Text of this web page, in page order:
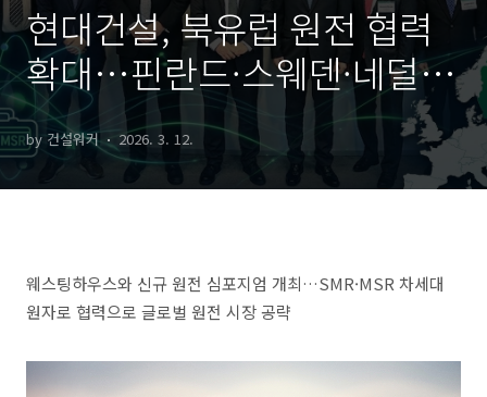
현대건설, 북유럽 원전 협력
확대…핀란드·스웨덴·네덜
란드서 에너지 전환 파트너
부상
by 건설워커 2026. 3. 12.
웨스팅하우스와 신규 원전 심포지엄 개최…SMR·MSR 차세대
원자로 협력으로 글로벌 원전 시장 공략